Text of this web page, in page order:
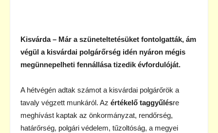
Kisvárda – Már a szüneteltetésüket fontolgatták, ám
végül a kisvárdai polgárőrség idén nyáron mégis
megünnepelheti fennállása tizedik évfordulóját.
A hétvégén adtak számot a kisvárdai polgárőrök a
tavaly végzett munkáról. Az értékelő taggyűlésre
meghívást kaptak az önkormányzat, rendőrség,
határőrség, polgári védelem, tűzoltóság, a megyei